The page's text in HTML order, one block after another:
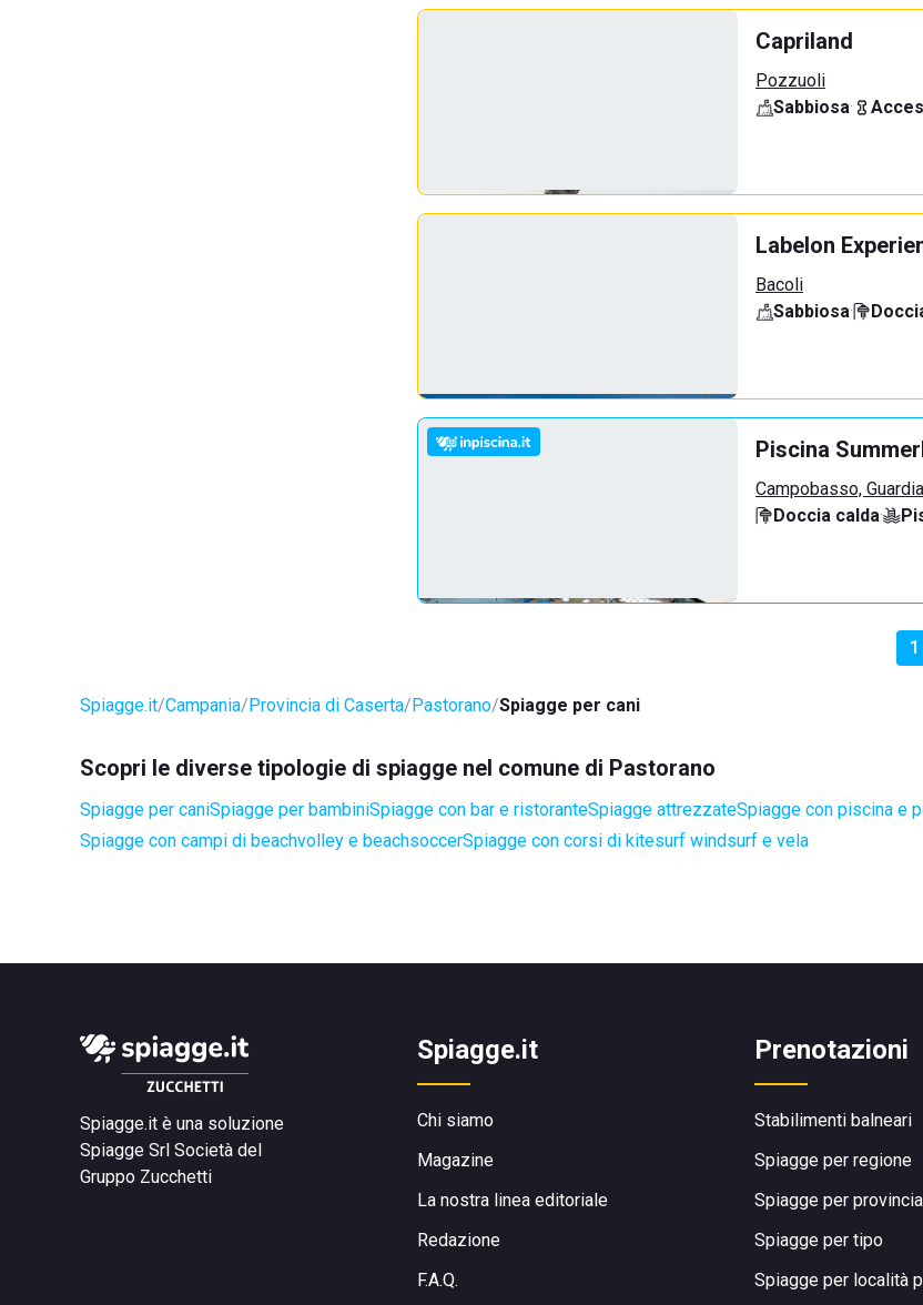
Capriland
Pozzuoli
Sabbiosa·
Labelon
Bacoli
Sabbiosa·
Piscina
Campobasso,
Doccia calda·
1
Spiagge.it Campania Provincia di Caserta Pastorano Spiagge per cani
Scopri le diverse tipologie di spiagge nel comune di Pastorano
Spiagge per caniSpiagge per bambiniSpiagge con bar e ristoranteSpiagge attrezzateSpiagge con piscina e
Spiagge con campi di beachvolley e beachsoccerSpiagge con corsi di kitesurf windsurf e vela
Spiagge.it è una soluzione
Spiagge Srl Società del
Gruppo Zucchetti
Spiagge.it
Chi siamo
Magazine
La nostra linea editoriale
Redazione
F.A.Q.
Prenotazioni
Stabilimenti balneari
Spiagge per regione
Spiagge per provincia
Spiagge per tipo
Spiagge per località